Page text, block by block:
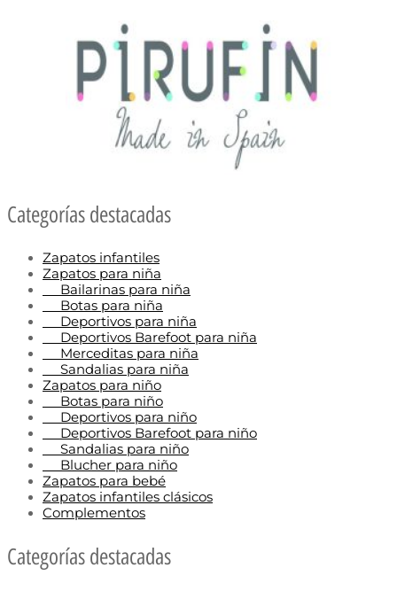
Categorías destacadas
Zapatos infantiles
Zapatos para niña
Bailarinas para niña
Botas para niña
Deportivos para niña
Deportivos Barefoot para niña
Merceditas para niña
Sandalias para niña
Zapatos para niño
Botas para niño
Deportivos para niño
Deportivos Barefoot para niño
Sandalias para niño
Blucher para niño
Zapatos para bebé
Zapatos infantiles clásicos
Complementos
Categorías destacadas